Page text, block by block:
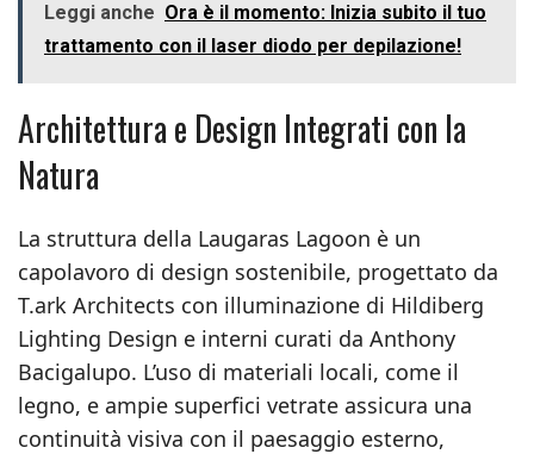
Leggi anche Ora è il momento: Inizia subito il tuo
trattamento con il laser diodo per depilazione!
Architettura e Design Integrati con la
Natura
La struttura della Laugaras Lagoon è un
capolavoro di design sostenibile, progettato da
T.ark Architects con illuminazione di Hildiberg
Lighting Design e interni curati da Anthony
Bacigalupo. L’uso di materiali locali, come il
legno, e ampie superfici vetrate assicura una
continuità visiva con il paesaggio esterno,